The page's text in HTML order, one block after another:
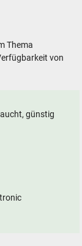
Thema
von
günstig